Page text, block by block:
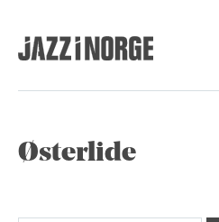
Østerlide